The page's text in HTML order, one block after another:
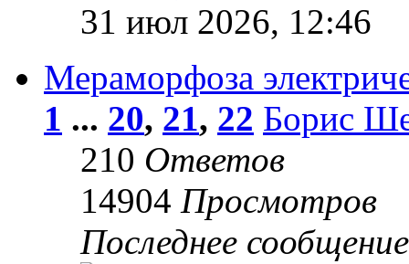
31 июл 2026, 12:46
Мераморфоза
1 ... 20, 21, 22 Борис
210 Ответов
14904 Просмотров
Последнее